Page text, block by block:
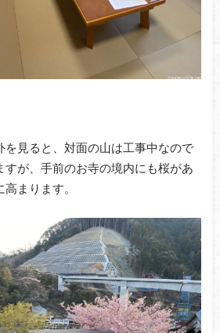
を見ると、対面の山は工事中なので
すが、手前のお寺の境内にも桜があ
まります。